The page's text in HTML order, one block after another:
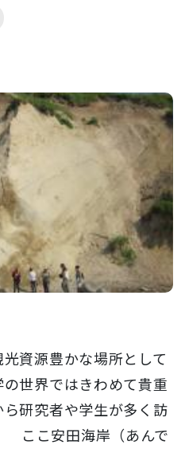
資源豊かな場所として
世界ではきわめて貴重
研究者や学生が多く訪
ここ安田海岸（あんで